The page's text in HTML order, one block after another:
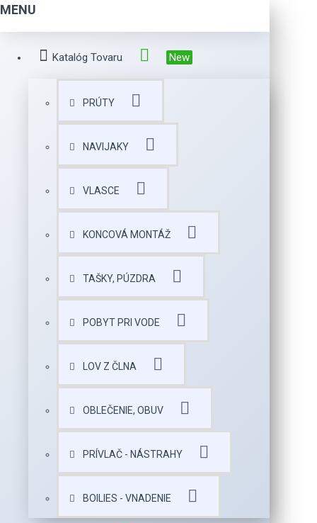
MENU
Katalóg Tovaru New
PRÚTY
NAVIJAKY
VLASCE
KONCOVÁ MONTÁŽ
TAŠKY, PÚZDRA
POBYT PRI VODE
LOV Z ČLNA
OBLEČENIE, OBUV
PRÍVLAČ - NÁSTRAHY
BOILIES - VNADENIE